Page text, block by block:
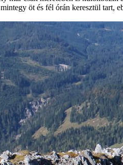
öt és fél órán keresztül tart,